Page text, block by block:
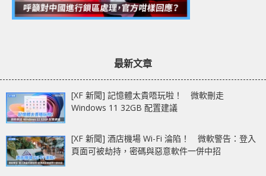
最新文章
[XF 新聞] 記憶體太貴唔玩啦！ 微軟刪走
Windows 11 32GB 配置建議
[XF 新聞] 酒店機場 Wi-Fi 淪陷！ 微軟警告：登入
頁面可被劫持，密碼與惡意軟件一併中招